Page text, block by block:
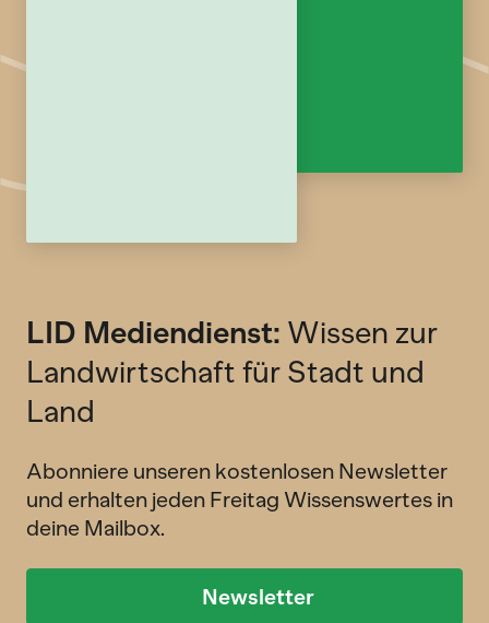
LID Mediendienst: Wissen zur
Landwirtschaft für Stadt und
Land
Abonniere unseren kostenlosen Newsletter
und erhalten jeden Freitag Wissenswertes in
deine Mailbox.
Newsletter